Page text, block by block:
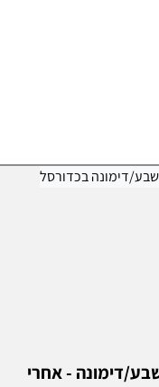
דימונה - אחרי